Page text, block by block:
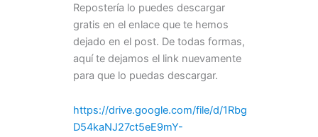
Repostería lo puedes descargar
gratis en el enlace que te hemos
dejado en el post. De todas formas,
aquí te dejamos el link nuevamente
para que lo puedas descargar.
https://drive.google.com/file/d/1Rbg
D54kaNJ27ct5eE9mY-